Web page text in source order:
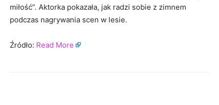
miłość”. Aktorka pokazała, jak radzi sobie z zimnem
podczas nagrywania scen w lesie.
Źródło: Read More